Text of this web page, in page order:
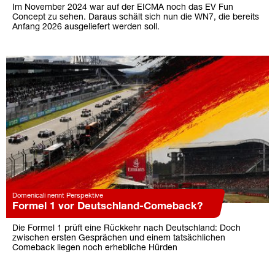
Im November 2024 war auf der EICMA noch das EV Fun
Concept zu sehen. Daraus schält sich nun die WN7, die bereits
Anfang 2026 ausgeliefert werden soll.
Domenicali nennt Perspektive
Formel 1 vor Deutschland-Comeback?
Die Formel 1 prüft eine Rückkehr nach Deutschland: Doch
zwischen ersten Gesprächen und einem tatsächlichen
Comeback liegen noch erhebliche Hürden